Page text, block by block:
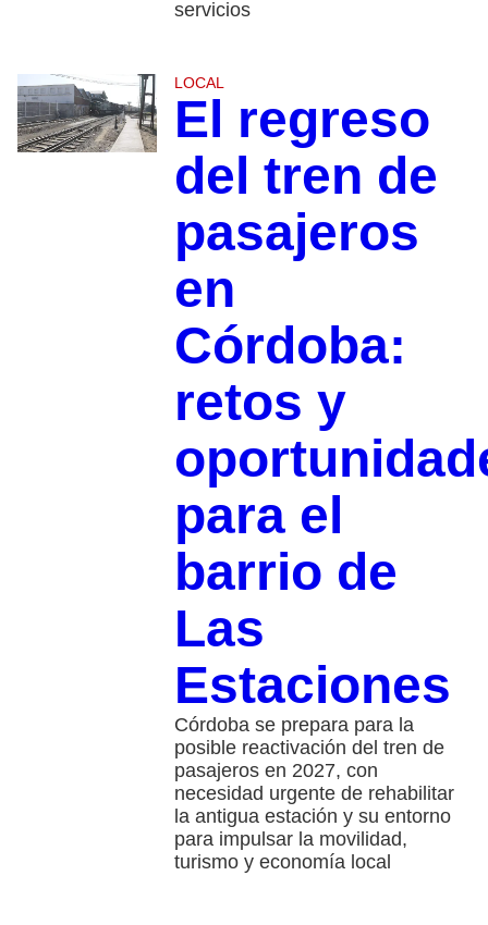
servicios
LOCAL
El regreso
del tren de
pasajeros
en
Córdoba:
retos y
para el
barrio de
Las
Estaciones
Córdoba se prepara para la
posible reactivación del tren de
pasajeros en 2027, con
necesidad urgente de rehabilitar
la antigua estación y su entorno
para impulsar la movilidad,
turismo y economía local